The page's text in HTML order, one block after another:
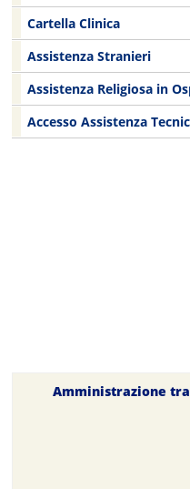
Cartella Clinica
Assistenza Stranieri
Assistenza Religiosa in
Accesso Assistenza
Amministrazione